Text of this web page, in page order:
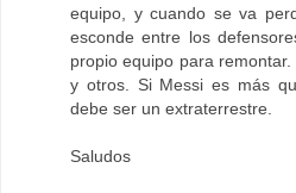
equipo, y cuando se va
esconde entre los
propio equipo para
y otros. Si Messi es más
debe ser un extraterrestre.
Saludos